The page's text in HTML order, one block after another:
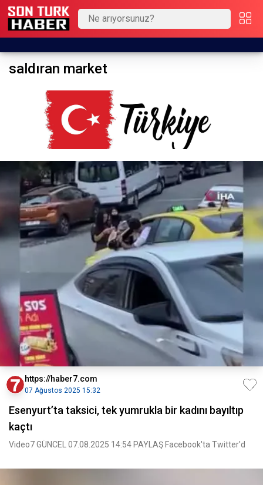
saldıran market
https://haber7.com
07 Ağustos 2025 15:32
Esenyurt’ta taksici, tek yumrukla bir kadını bayıltıp
kaçtı
Video7 GÜNCEL 07.08.2025 14:54 PAYLAŞ Facebook'ta Twitter'd